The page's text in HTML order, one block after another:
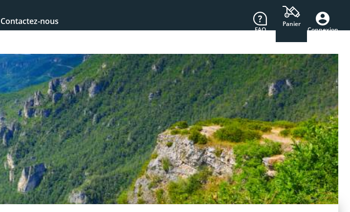
Contactez-nous
FAQ
Panier
Connexion